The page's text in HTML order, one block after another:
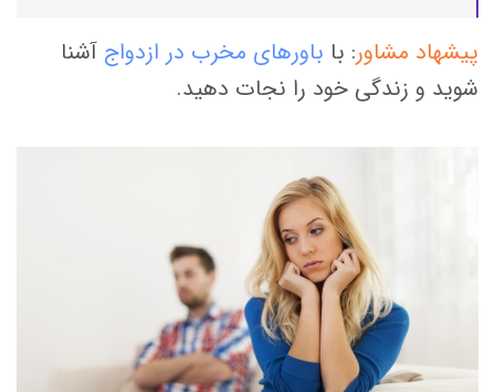
پیشهاد مشاور: با باورهای مخرب در ازدواج آشنا
شوید و زندگی خود را نجات دهید.